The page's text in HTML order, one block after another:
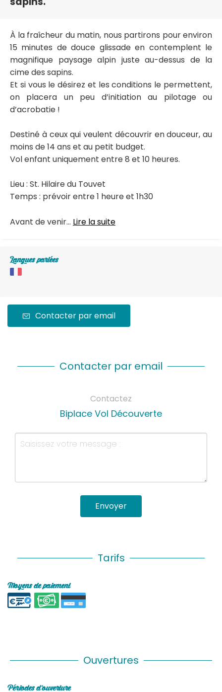
À la fraîcheur du matin, nous partirons pour environ
15 minutes de douce glissade en contemplent le
magnifique paysage alpin juste au-dessus de la
cime des sapins.
Et si vous le désirez et les conditions le permettent,
on placera un peu d’initiation au pilotage ou
d’acrobatie !
Destiné à ceux qui veulent découvrir en douceur, au
moins de 14 ans et au petit budget.
Vol enfant uniquement entre 8 et 10 heures.
Lieu : St. Hilaire du Touvet
Temps : prévoir entre 1 heure et 1h30
Avant de venir... Lire la suite
Langues parlées
Contacter par email
Contacter par email
Contactez
Biplace Vol Découverte
Envoyer
Tarifs
Moyens de paiement
Ouvertures
Périodes d'ouverture